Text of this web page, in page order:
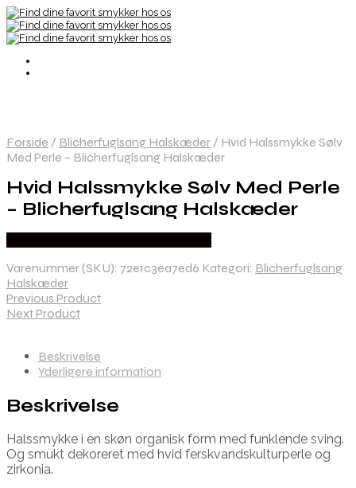
Forside / Blicherfuglsang Halskæder / Hvid Halssmykke Sølv
Med Perle – Blicherfuglsang Halskæder
Hvid Halssmykke Sølv Med Perle
– Blicherfuglsang Halskæder
Varenummer (SKU): 72e1c3ea7ed6 Kategori: Blicherfuglsang
Halskæder
Previous Product
Next Product
Beskrivelse
Yderligere information
Beskrivelse
Halssmykke i en skøn organisk form med funklende sving.
Og smukt dekoreret med hvid ferskvandskulturperle og
zirkonia.